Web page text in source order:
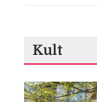
Kult